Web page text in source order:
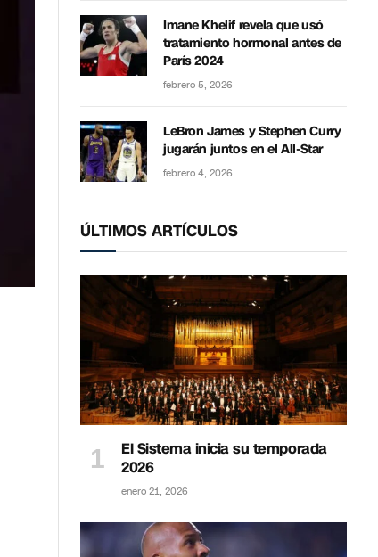
Imane Khelif revela que usó
tratamiento hormonal antes de
París 2024
febrero 5, 2026
LeBron James y Stephen Curry
jugarán juntos en el All-Star
febrero 4, 2026
ÚLTIMOS ARTÍCULOS
El Sistema inicia su temporada
2026
enero 21, 2026